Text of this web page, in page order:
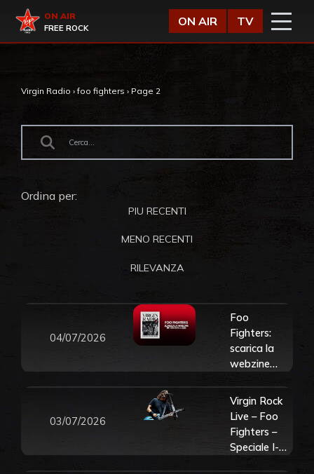
Virgin Radio
ON AIR
FREE ROCK
ON AIR TV
Virgin Radio › foo fighters › Page 2
Ordina per:
PIU RECENTI
MENO RECENTI
RILEVANZA
04/07/2026
Foo
Fighters:
scarica la
webzine
concerto a I-
Days Milano
2026
03/07/2026
Virgin Rock
Live – Foo
Fighters –
Speciale I-